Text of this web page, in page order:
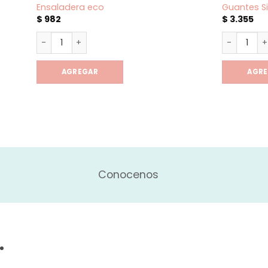
Ensaladera eco
$ 982
Ensaladera eco cantidad
AGREGAR
Guantes
$ 3.355
Guantes
Conocenos